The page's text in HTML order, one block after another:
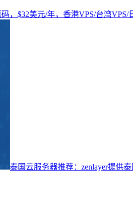
，$32美元/年，香港VPS/台湾
泰国云服务器推荐：zenlayer提供